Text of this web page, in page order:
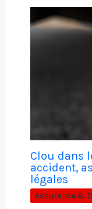
Clou dans
accident,
légales
Assurance &